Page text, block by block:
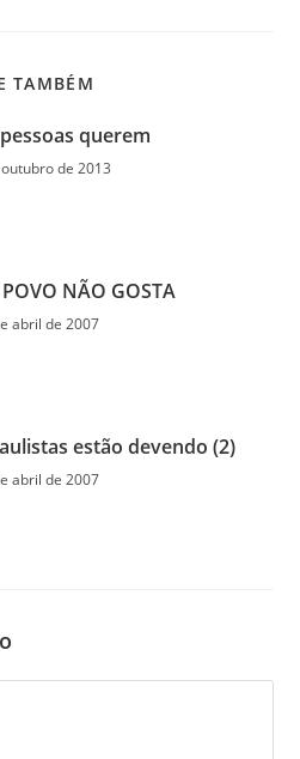
TAMBÉM
querem
de 2013
NÃO GOSTA
abril de 2007
estão devendo (2)
abril de 2007